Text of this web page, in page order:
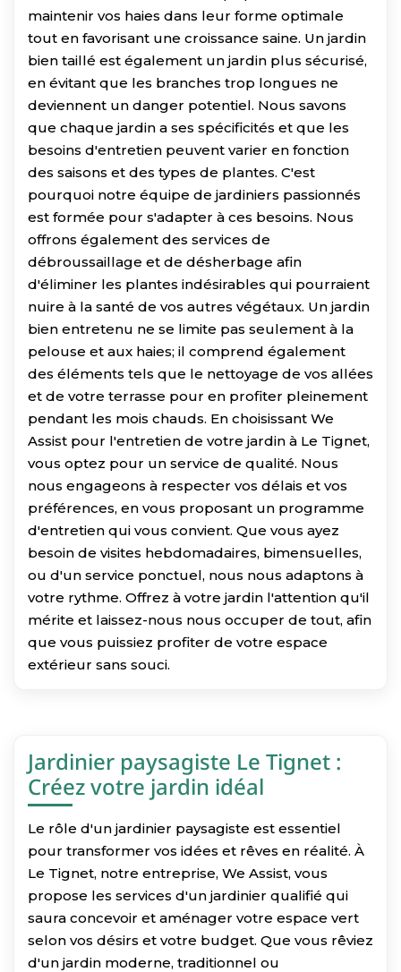
maintenir vos haies dans leur forme optimale
tout en favorisant une croissance saine. Un jardin
bien taillé est également un jardin plus sécurisé,
en évitant que les branches trop longues ne
deviennent un danger potentiel. Nous savons
que chaque jardin a ses spécificités et que les
besoins d'entretien peuvent varier en fonction
des saisons et des types de plantes. C'est
pourquoi notre équipe de jardiniers passionnés
est formée pour s'adapter à ces besoins. Nous
offrons également des services de
débroussaillage et de désherbage afin
d'éliminer les plantes indésirables qui pourraient
nuire à la santé de vos autres végétaux. Un jardin
bien entretenu ne se limite pas seulement à la
pelouse et aux haies; il comprend également
des éléments tels que le nettoyage de vos allées
et de votre terrasse pour en profiter pleinement
pendant les mois chauds. En choisissant We
Assist pour l'entretien de votre jardin à Le Tignet,
vous optez pour un service de qualité. Nous
nous engageons à respecter vos délais et vos
préférences, en vous proposant un programme
d'entretien qui vous convient. Que vous ayez
besoin de visites hebdomadaires, bimensuelles,
ou d'un service ponctuel, nous nous adaptons à
votre rythme. Offrez à votre jardin l'attention qu'il
mérite et laissez-nous nous occuper de tout, afin
que vous puissiez profiter de votre espace
extérieur sans souci.
Jardinier paysagiste Le Tignet :
Créez votre jardin idéal
Le rôle d'un jardinier paysagiste est essentiel
pour transformer vos idées et rêves en réalité. À
Le Tignet, notre entreprise, We Assist, vous
propose les services d'un jardinier qualifié qui
saura concevoir et aménager votre espace vert
selon vos désirs et votre budget. Que vous rêviez
d'un jardin moderne, traditionnel ou